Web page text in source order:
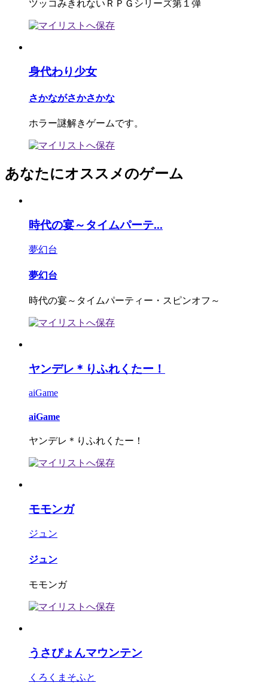
ツッコみきれないＲＰＧシリーズ第１弾
身代わり少女
さかながさかさかな
ホラー謎解きゲームです。
あなたにオススメのゲーム
時代の宴～タイムパーテ...
夢幻台
夢幻台
時代の宴～タイムパーティー・スピンオフ～
ヤンデレ＊りふれくたー！
aiGame
aiGame
ヤンデレ＊りふれくたー！
モモンガ
ジュン
ジュン
モモンガ
うさぴょんマウンテン
くろくまそふと